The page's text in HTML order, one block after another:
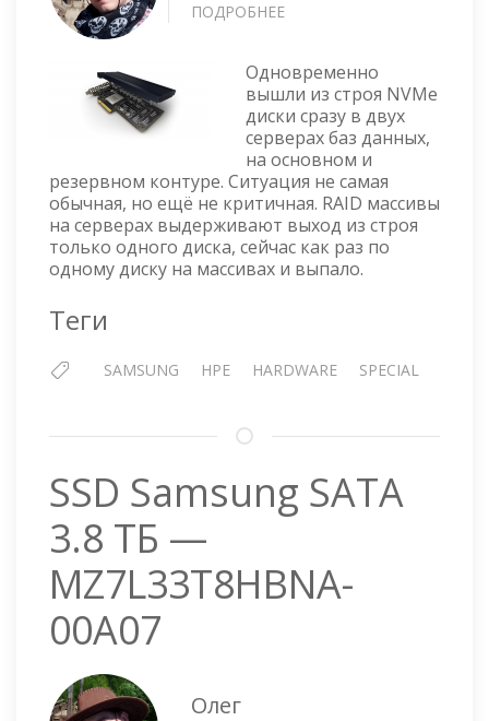
ПОДРОБНЕЕ
СТРОЯ
ДИСКИ
СРАЗУ
В
ДВУХ
СЕРВЕРАХ
Одновременно
вышли из строя NVMe
диски сразу в двух
серверах баз данных,
на основном и
резервном контуре. Ситуация не самая
обычная, но ещё не критичная. RAID массивы
на серверах выдерживают выход из строя
только одного диска, сейчас как раз по
одному диску на массивах и выпало.
Теги
SAMSUNG HPE HARDWARE SPECIAL
SSD Samsung SATA
3.8 ТБ —
MZ7L33T8HBNA-
00A07
Олег